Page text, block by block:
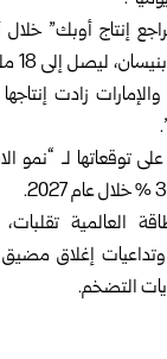
زادت
العالمية تقلبات،
وتداعيات إغلاق
التضخم.